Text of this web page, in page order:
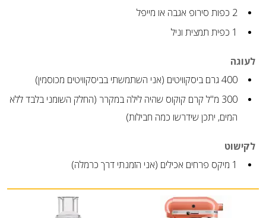
2 כפות סירופ אגבה או מייפל
1 כפית תמצית וניל
לעוגה
400 גרם ביסקוויטים (אני השתמשתי בביסקוויטים מכוסמין)
300 מ"ל קרם קוקוס שהיה לילה במקרר (החלק השומני בלבד ללא
המים, יתכן שידרשו כמה חבילות)
לקישוט
1 מיקס פרחים אכילים (אני הזמנתי דרך כרמלה)